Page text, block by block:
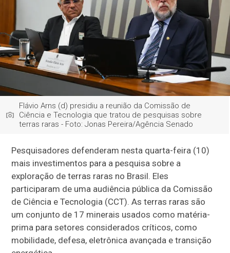
Flávio Arns (d) presidiu a reunião da Comissão de
Ciência e Tecnologia que tratou de pesquisas sobre
terras raras - Foto: Jonas Pereira/Agência Senado
Pesquisadores defenderam nesta quarta-feira (10)
mais investimentos para a pesquisa sobre a
exploração de terras raras no Brasil. Eles
participaram de uma audiência pública da Comissão
de Ciência e Tecnologia (CCT). As terras raras são
um conjunto de 17 minerais usados como matéria-
prima para setores considerados críticos, como
mobilidade, defesa, eletrônica avançada e transição